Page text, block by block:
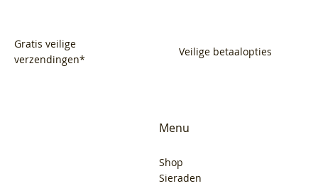
Gratis veilige
verzendingen*
Veilige betaalopties
Menu
Shop
Sieraden